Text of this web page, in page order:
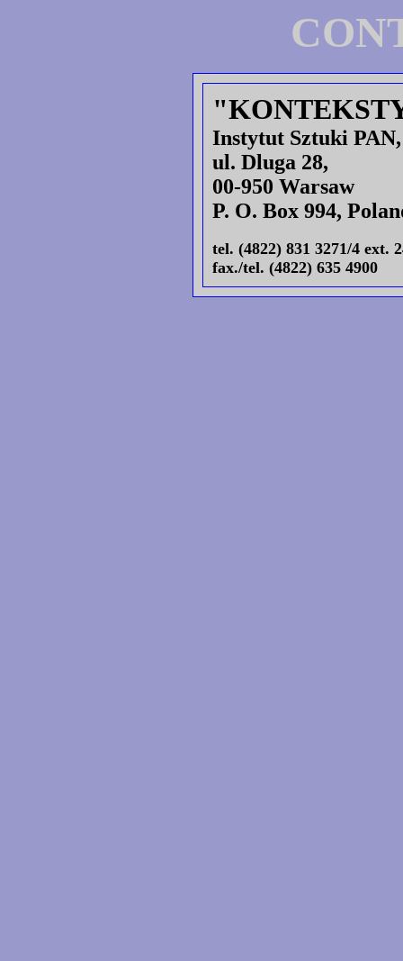
Instytut Sztuki PAN,
ul. Dluga 28,
00-950 Warsaw
P. O. Box 994,
tel. (4822) 831 3271/4 ext.
fax./tel. (4822) 635 4900